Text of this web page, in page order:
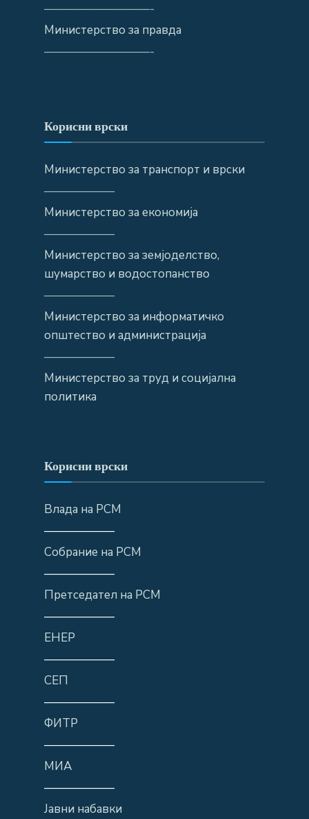
—————————-
Министерство за правда
—————————-
Корисни врски
Министерство за транспорт и врски
——————
Министерство за економија
——————
Министерство за земјоделство,
шумарство и водостопанство
——————
Министерство за информатичко
општество и администрација
——————
Министерство за труд и социјална
политика
Корисни врски
Влада на РСМ
——————
Собрание на РСМ
——————
Претседател на РСМ
——————
ЕНЕР
——————
СЕП
——————
ФИТР
——————
МИА
——————
Јавни набавки